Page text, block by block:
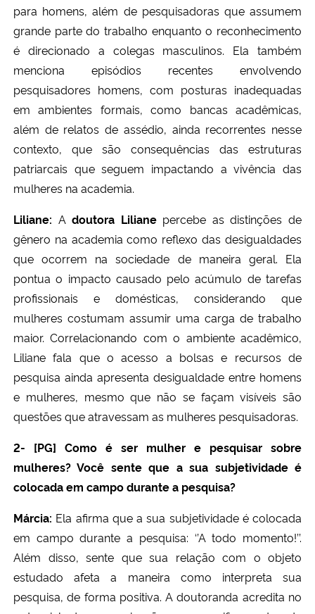
para homens, além de pesquisadoras que assumem
grande parte do trabalho enquanto o reconhecimento
é direcionado a colegas masculinos. Ela também
menciona episódios recentes envolvendo
pesquisadores homens, com posturas inadequadas
em ambientes formais, como bancas acadêmicas,
além de relatos de assédio, ainda recorrentes nesse
contexto, que são consequências das estruturas
patriarcais que seguem impactando a vivência das
mulheres na academia.
Liliane: A doutora Liliane percebe as distinções de
gênero na academia como reflexo das desigualdades
que ocorrem na sociedade de maneira geral. Ela
pontua o impacto causado pelo acúmulo de tarefas
profissionais e domésticas, considerando que
mulheres costumam assumir uma carga de trabalho
maior. Correlacionando com o ambiente acadêmico,
Liliane fala que o acesso a bolsas e recursos de
pesquisa ainda apresenta desigualdade entre homens
e mulheres, mesmo que não se façam visíveis são
questões que atravessam as mulheres pesquisadoras.
2- [PG] Como é ser mulher e pesquisar sobre
mulheres? Você sente que a sua subjetividade é
colocada em campo durante a pesquisa?
Márcia: Ela afirma que a sua subjetividade é colocada
em campo durante a pesquisa: ‘’A todo momento!’’.
Além disso, sente que sua relação com o objeto
estudado afeta a maneira como interpreta sua
pesquisa, de forma positiva. A doutoranda acredita no